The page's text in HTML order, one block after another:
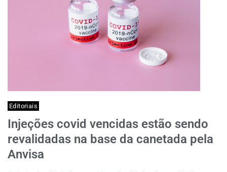
Editoriais
Injeções covid vencidas estão sendo
revalidadas na base da canetada pela
Anvisa